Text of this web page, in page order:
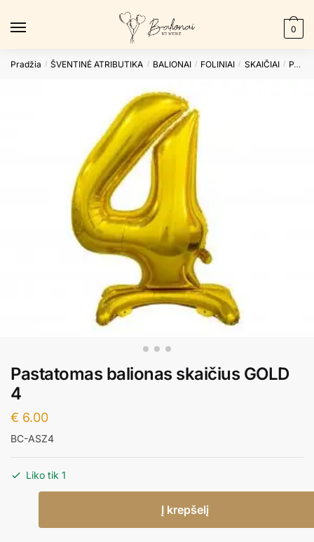
0
Pradžia / ŠVENTINĖ ATRIBUTIKA / BALIONAI / FOLINIAI / SKAIČIAI / PASTATOMI
Pastatomas balionas skaičius GOLD
4
€ 6.00
BC-ASZ4
Liko tik 1
Į krepšelį